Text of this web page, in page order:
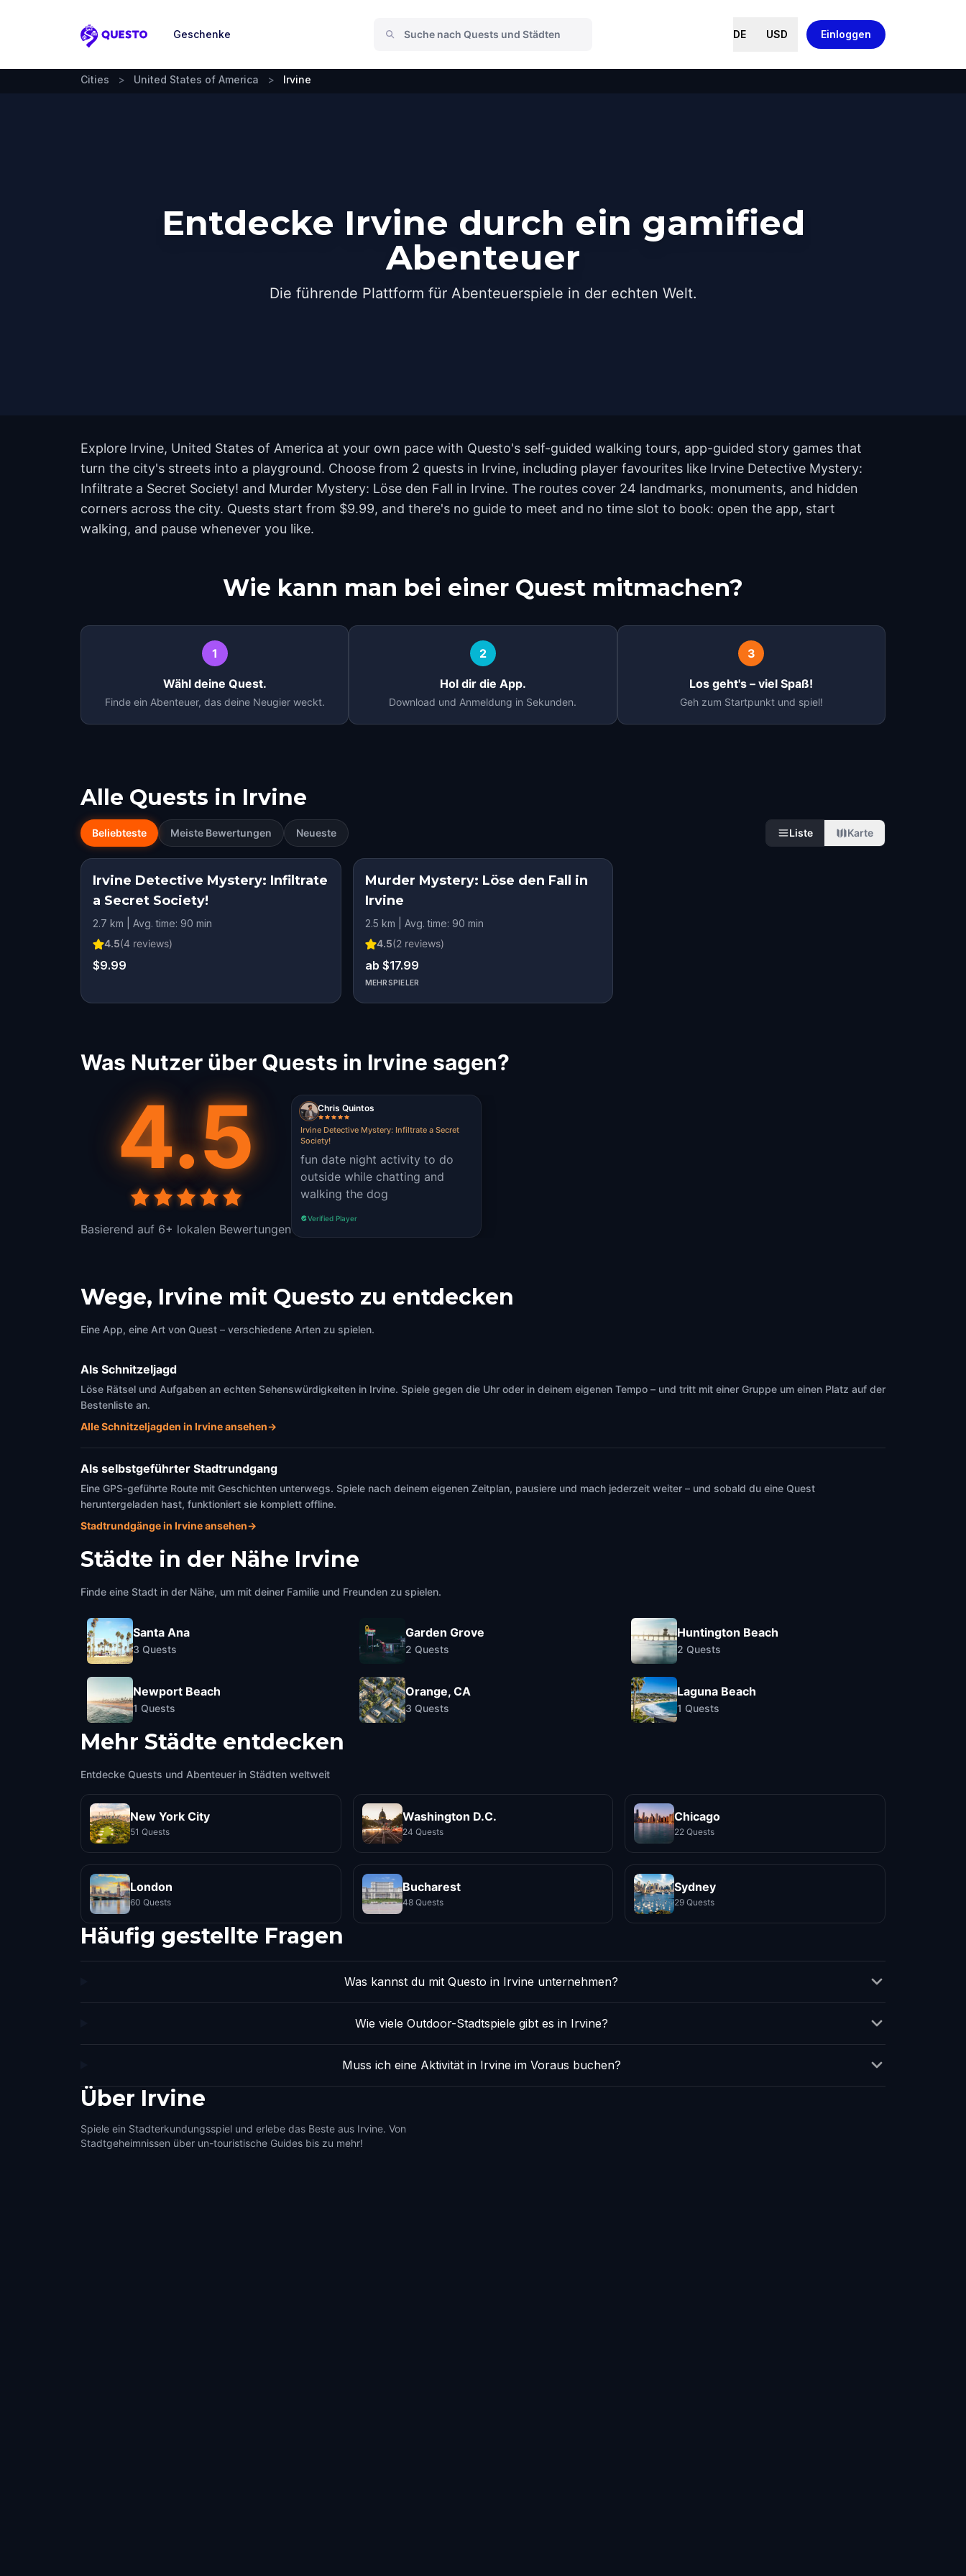
Questo
Geschenke DE USD Einloggen
Cities > United States of America > Irvine
Entdecke Irvine durch ein gamified
Abenteuer
Die führende Plattform für Abenteuerspiele in der echten Welt.
Explore Irvine, United States of America at your own pace with Questo's self-guided walking tours, app-guided story games that
turn the city's streets into a playground. Choose from 2 quests in Irvine, including player favourites like Irvine Detective Mystery:
Infiltrate a Secret Society! and Murder Mystery: Löse den Fall in Irvine. The routes cover 24 landmarks, monuments, and hidden
corners across the city. Quests start from $9.99, and there's no guide to meet and no time slot to book: open the app, start
walking, and pause whenever you like.
Wie kann man bei einer Quest mitmachen?
1
Wähl deine Quest.
Finde ein Abenteuer, das deine Neugier weckt.
2
Hol dir die App.
Download und Anmeldung in Sekunden.
3
Los geht's – viel Spaß!
Geh zum Startpunkt und spiel!
Alle Quests in Irvine
Beliebteste Meiste Bewertungen Neueste Liste Karte
Irvine Detective Mystery: Infiltrate
a Secret Society!
2.7 km | Avg. time: 90 min
4.5(4 reviews)
$9.99
Murder Mystery: Löse den Fall in
Irvine
2.5 km | Avg. time: 90 min
4.5(2reviews)
ab $17.99
MEHRSPIELER
Was Nutzer über Quests in Irvine sagen?
4.5
Basierend auf 6+ lokalen Bewertungen
Chris Quintos
Irvine Detective Mystery: Infiltrate a Secret
Society!
fun date night activity to do
outside while chatting and
walking the dog
Verified Player
Wege, Irvine mit Questo zu entdecken
Eine App, eine Art von Quest – verschiedene Arten zu spielen.
Als Schnitzeljagd
Löse Rätsel und Aufgaben an echten Sehenswürdigkeiten in Irvine. Spiele gegen die Uhr oder in deinem eigenen Tempo – und tritt mit einer Gruppe um einen Platz auf der
Bestenliste an.
Alle Schnitzeljagden in Irvine ansehen→
Als selbstgeführter Stadtrundgang
Eine GPS-geführte Route mit Geschichten unterwegs. Spiele nach deinem eigenen Zeitplan, pausiere und mach jederzeit weiter – und sobald du eine Quest
heruntergeladen hast, funktioniert sie komplett offline.
Stadtrundgänge in Irvine ansehen→
Städte in der Nähe Irvine
Finde eine Stadt in der Nähe, um mit deiner Familie und Freunden zu spielen.
Santa Ana
3 Quests
Newport Beach
1 Quests
Garden Grove
2 Quests
Orange, CA
3 Quests
Huntington Beach
2 Quests
Laguna Beach
1 Quests
Mehr Städte entdecken
Entdecke Quests und Abenteuer in Städten weltweit
New York City
51 Quests
Washington D.C.
24 Quests
Chicago
22 Quests
London
60 Quests
Bucharest
48 Quests
Sydney
29 Quests
Häufig gestellte Fragen
Was kannst du mit Questo in Irvine unternehmen?
Wie viele Outdoor-Stadtspiele gibt es in Irvine?
Muss ich eine Aktivität in Irvine im Voraus buchen?
Über Irvine
Spiele ein Stadterkundungsspiel und erlebe das Beste aus Irvine. Von
Stadtgeheimnissen über un-touristische Guides bis zu mehr!